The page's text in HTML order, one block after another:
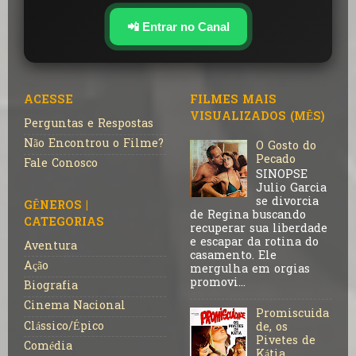
📲 Entrar no Canal
ACESSE
Perguntas e Respostas
Não Encontrou o Filme?
Fale Conosco
GÊNEROS |
CATEGORIAS
Aventura
Ação
Biografia
Cinema Nacional
Clássico/Épico
Comédia
FILMES MAIS
VISUALIZADOS (MÊS)
O Gosto do
Pecado
SINOPSE
Julio Garcia
se divorcia
de Regina buscando
recuperar sua liberdade
e escapar da rotina do
casamento. Ele
mergulha em orgias
promovi...
Promiscuida
de, os
Pivetes de